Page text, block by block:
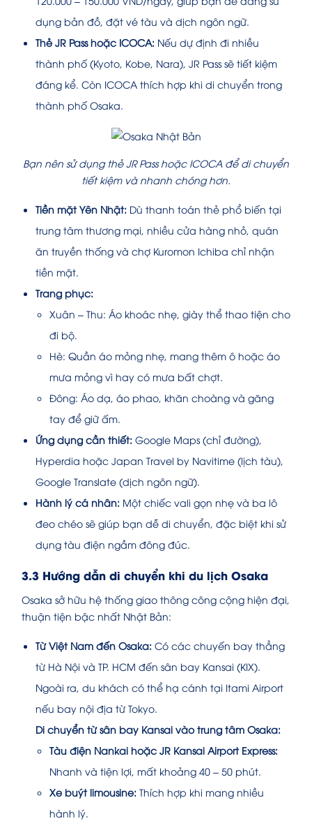
dụng bản đồ, đặt vé tàu và dịch ngôn ngữ.
Thẻ JR Pass hoặc ICOCA: Nếu dự định đi nhiều
thành phố (Kyoto, Kobe, Nara), JR Pass sẽ tiết kiệm
đáng kể. Còn ICOCA thích hợp khi di chuyển trong
thành phố Osaka.
Bạn nên sử dụng thẻ JR Pass hoặc ICOCA để di chuyển
tiết kiệm và nhanh chóng hơn.
Tiền mặt Yên Nhật: Dù thanh toán thẻ phổ biến tại
trung tâm thương mại, nhiều cửa hàng nhỏ, quán
ăn truyền thống và chợ Kuromon Ichiba chỉ nhận
tiền mặt.
Trang phục:
Xuân – Thu: Áo khoác nhẹ, giày thể thao tiện cho
đi bộ.
Hè: Quần áo mỏng nhẹ, mang thêm ô hoặc áo
mưa mỏng vì hay có mưa bất chợt.
Đông: Áo dạ, áo phao, khăn choàng và găng
tay để giữ ấm.
Ứng dụng cần thiết: Google Maps (chỉ đường),
Hyperdia hoặc Japan Travel by Navitime (lịch tàu),
Google Translate (dịch ngôn ngữ).
Hành lý cá nhân: Một chiếc vali gọn nhẹ và ba lô
đeo chéo sẽ giúp bạn dễ di chuyển, đặc biệt khi sử
dụng tàu điện ngầm đông đúc.
3.3 Hướng dẫn di chuyển khi du lịch Osaka
Osaka sở hữu hệ thống giao thông công cộng hiện đại,
thuận tiện bậc nhất Nhật Bản:
Từ Việt Nam đến Osaka: Có các chuyến bay thẳng
từ Hà Nội và TP. HCM đến sân bay Kansai (KIX).
Ngoài ra, du khách có thể hạ cánh tại Itami Airport
nếu bay nội địa từ Tokyo.
Di chuyển từ sân bay Kansai vào trung tâm Osaka:
Tàu điện Nankai hoặc JR Kansai Airport Express:
Nhanh và tiện lợi, mất khoảng 40 – 50 phút.
Xe buýt limousine: Thích hợp khi mang nhiều
hành lý.